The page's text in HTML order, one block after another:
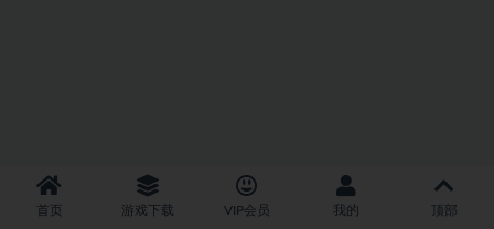
首页 游戏下载 VIP会员 我的 顶部